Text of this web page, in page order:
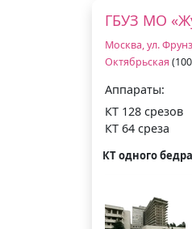
ГБУЗ МО
Москва, ул.
Октябрьская
Аппараты:
КТ 128 срезов
КТ 64 среза
КТ одного бедра